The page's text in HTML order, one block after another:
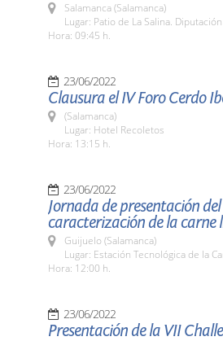
Salamanca (Salamanca)
Lugar: Patio de La Salina.
Hora: 09:45 h.
23/06/2022
Clausura el IV Foro Cerdo
(Salamanca)
Lugar: Hotel Recoletos
Hora: 13:15 h.
23/06/2022
Jornada de presentación
caracterización de la carne
Guijuelo (Salamanca)
Lugar: Estación Tecnológica de la
Hora: 12:00 h.
23/06/2022
Presentación de la VII